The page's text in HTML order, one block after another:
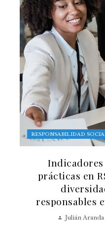
RESPONSABILIDAD
Indicadores
prácticas en
responsables
Julián Aranda